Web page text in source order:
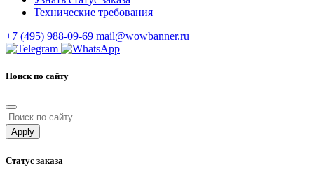
Технические требования
+7 (495) 988-09-69 mail@wowbanner.ru
Поиск по сайту
Статус заказа